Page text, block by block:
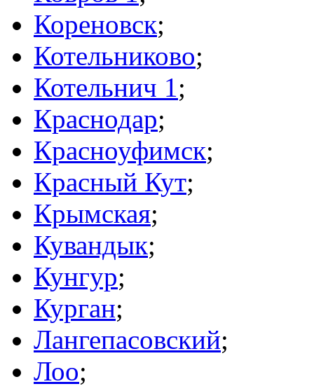
Кореновск;
Котельниково;
Котельнич 1;
Краснодар;
Красноуфимск;
Красный Кут;
Крымская;
Кувандык;
Кунгур;
Курган;
Лангепасовский;
Лоо;